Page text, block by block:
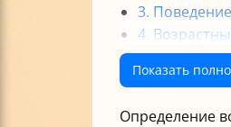
3.
4.
5.
Итог
Показать
Определение